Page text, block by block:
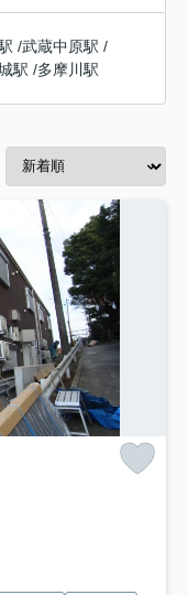
/武蔵中原駅 /
駅 /多摩川駅